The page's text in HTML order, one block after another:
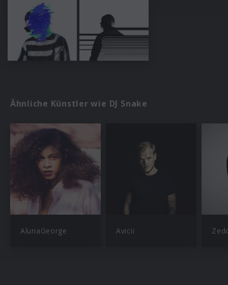
Ähnliche Künstler wie DJ Snake
AlunaGeorge Avicii